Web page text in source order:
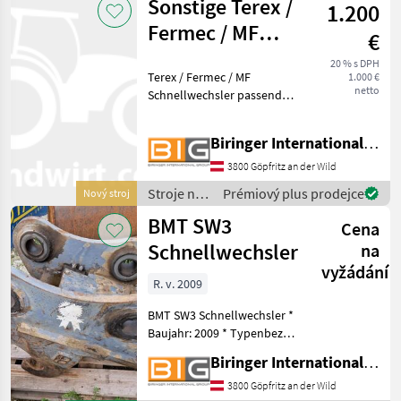
Geel
Nový stroj
Sonstige Terex /
Fermec / MF
1.200
€
20 % s DPH
1.000 €
netto
Terex / Fermec / MF
Schnellwechsler passend
Abmessungen der
Aufnahme: Bolzen 45mm
Stiel und Knochebreite
180mm Bolzen
Biringer International GmbH
3800 Göpfritz an der Wild
Stroje na
stavbu /
Sonstige
Prémiový plus prodejce
BMT SW3
Schnellwechsler
Cena
na
vyžádání
R. v. 2009
BMT SW3 Schnellwechsler *
Baujahr: 2009 * Typenbez.:
Hublast: 12, 5 t * max.
Betriebsdruck: 210 bar
Biringer International GmbH
3800 Göpfritz an der Wild